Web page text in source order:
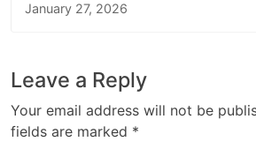
January 27, 2026
Leave a Reply
Your email address will not be
fields are marked *